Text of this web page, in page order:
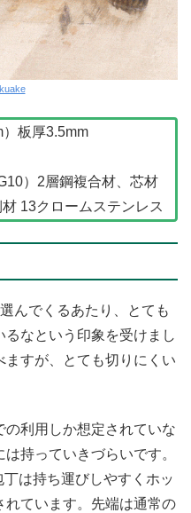
板厚3.5mm
）2層鋼複合材、芯材
13クロームステンレス
んでくるあたり、とても
なという印象を受けまし
すが、とても切りにくい
利用しか想定されていな
持っていきづらいです。
は持ち運びしやすくホッ
れています。先端は通常の